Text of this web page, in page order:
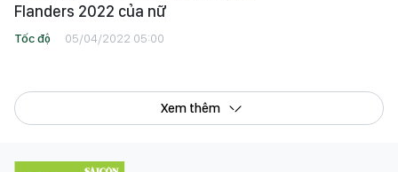
Flanders 2022 của nữ
Tốc độ 05/04/2022 05:00
Xem thêm